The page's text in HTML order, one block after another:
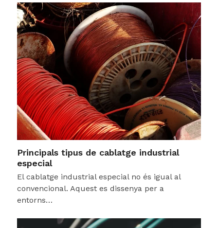
Principals tipus de cablatge industrial
especial
El cablatge industrial especial no és igual al
convencional. Aquest es dissenya per a
entorns…